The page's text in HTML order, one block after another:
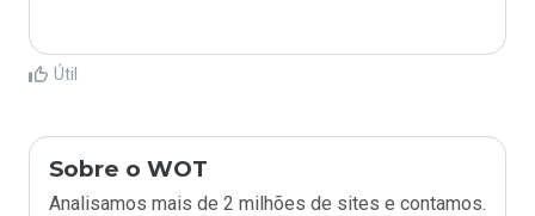
Útil
Sobre o WOT
Analisamos mais de 2 milhões de sites e contamos.